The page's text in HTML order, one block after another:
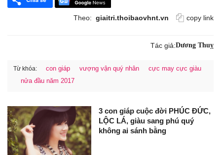
Theo: giaitri.thoibaovhnt.vn copy link
Tác giả:Dương Thuỵ
Từ khóa: con giáp vượng vận quý nhân
cực may cực giàu
nửa đầu năm 2017
3 con giáp cuộc đời PHÚC ĐỨC,
LỘC LÁ, giàu sang phú quý
không ai sánh bằng